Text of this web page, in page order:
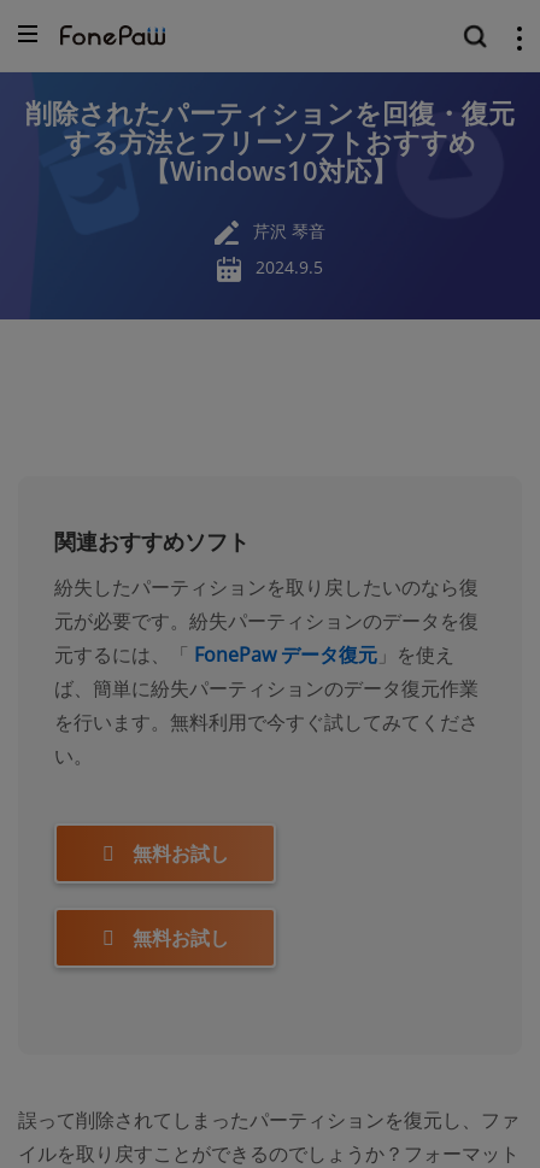
削除されたパーティションを回復・復元
する方法とフリーソフトおすすめ
【Windows10対応】
芹沢 琴音
2024.9.5
関連おすすめソフト
紛失したパーティションを取り戻したいのなら復
元が必要です。紛失パーティションのデータを復
元するには、「 FonePaw データ復元 」を使え
ば、簡単に紛失パーティションのデータ復元作業
を行います。無料利用で今すぐ試してみてくださ
い。
無料お試し
無料お試し
誤って削除されてしまったパーティションを復元し、ファ
イルを取り戻すことができるのでしょうか？フォーマット